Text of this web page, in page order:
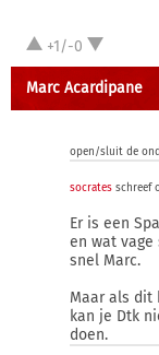
+1/-0
Marc Acardipane
open/sluit de
socrates schreef
Er is een
en wat vage
snel Marc.
Maar als dit
kan je Dtk
doen.